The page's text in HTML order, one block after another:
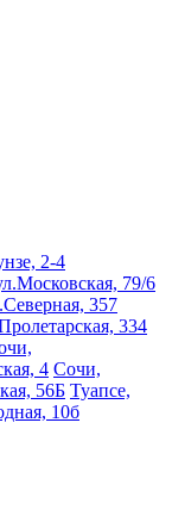
2-4
79/6
357
334
4 Сочи,
56Б Туапсе,
10б